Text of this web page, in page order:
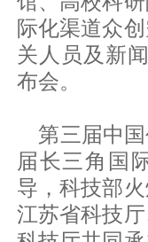
际化渠道众
关人员及新
布会。
第三届中国
届长三角国
导，科技部
江苏省科技